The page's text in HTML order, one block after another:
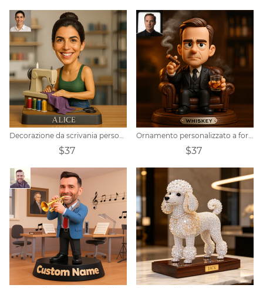
Decorazione da scrivania personalizzata con ritratto di sarta
$37
Ornamento personalizzato a forma di sigaro da gentiluomo con foto
$37